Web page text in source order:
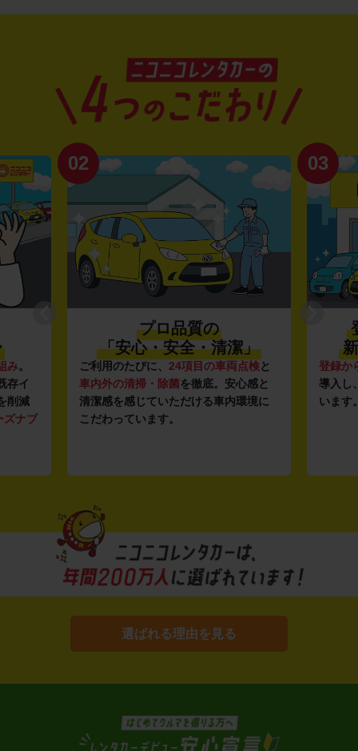
み。
存イ
削減
ズナブ
02
プロ品質の
「安心・安全・清潔」
ご利用のたびに、 24項目の車両点検と
車内外の清掃・除菌を徹底。安心感と
清潔感を感じていただける車内環境に
こだわっています。
03
登録か
導入し
います
選ばれる理由を見る